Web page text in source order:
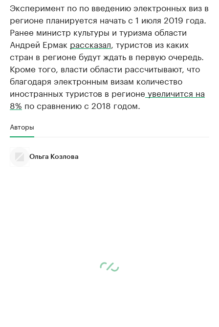
Эксперимент по по введению электронных виз в
регионе планируется начать с 1 июля 2019 года.
Ранее министр культуры и туризма области
Андрей Ермак рассказал , туристов из каких
стран в регионе будут ждать в первую очередь.
Кроме того, власти области рассчитывают, что
благодаря электронным визам количество
иностранных туристов в регионе увеличится на
8% по сравнению с 2018 годом.
Авторы
Ольга Козлова